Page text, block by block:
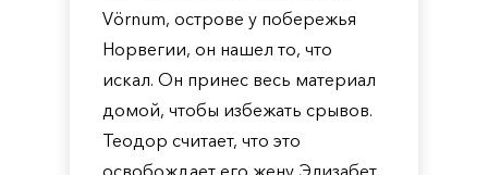
Vörnum, острове у побережья
Норвегии, он нашел то, что
искал. Он принес весь материал
домой, чтобы избежать срывов.
Теодор считает, что это
освобождает его жену Элизабет